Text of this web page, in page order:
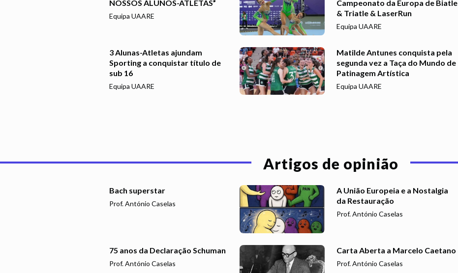
NOSSOS ALUNOS-ATLETAS”
Equipa UAARE
Campeonato da Europa de Biatle
& Triatle & LaserRun
Equipa UAARE
3 Alunas-Atletas ajundam
Sporting a conquistar título de
sub 16
Equipa UAARE
Matilde Antunes conquista pela
segunda vez a Taça do Mundo de
Patinagem Artística
Equipa UAARE
Artigos de opinião
Bach superstar
Prof. António Caselas
A União Europeia e a Nostalgia
da Restauração
Prof. António Caselas
75 anos da Declaração Schuman
Prof. António Caselas
Carta Aberta a Marcelo Caetano
Prof. António Caselas